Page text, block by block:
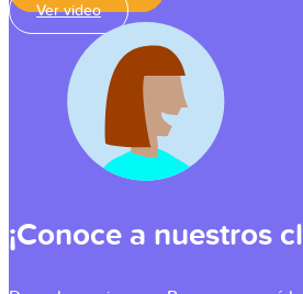
Ver video
¡Conoce a nuestros